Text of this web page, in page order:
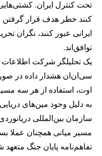
تحت کنترل ایران.
کنند خطر هدف قرار گرفتن
ایرانی عبور کنند، نگران
توافق‌اند.
یک تحلیلگر شرکت اطلاعات
سی‌ان‌ان هشدار داده در
اوت، استفاده از هر سه
به دلیل وجود مین‌های
مسیر میانی همچنان عملا
تفاهم‌نامه پایان جنگ متعهد